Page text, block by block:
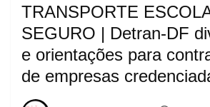
TRANSPORTE
SEGURO | Detran-DF
e orientações para
de empresas